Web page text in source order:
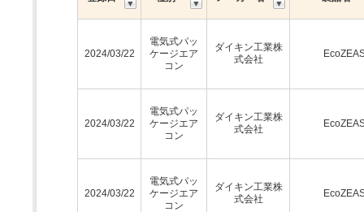
2024/03/22
電気式パッ
ケージエア
コン
ダイキン工業株
式会社
2024/03/22
電気式パッ
ケージエア
コン
ダイキン工業株
式会社
2024/03/22
電気式パッ
ケージエア
コン
ダイキン工業株
式会社